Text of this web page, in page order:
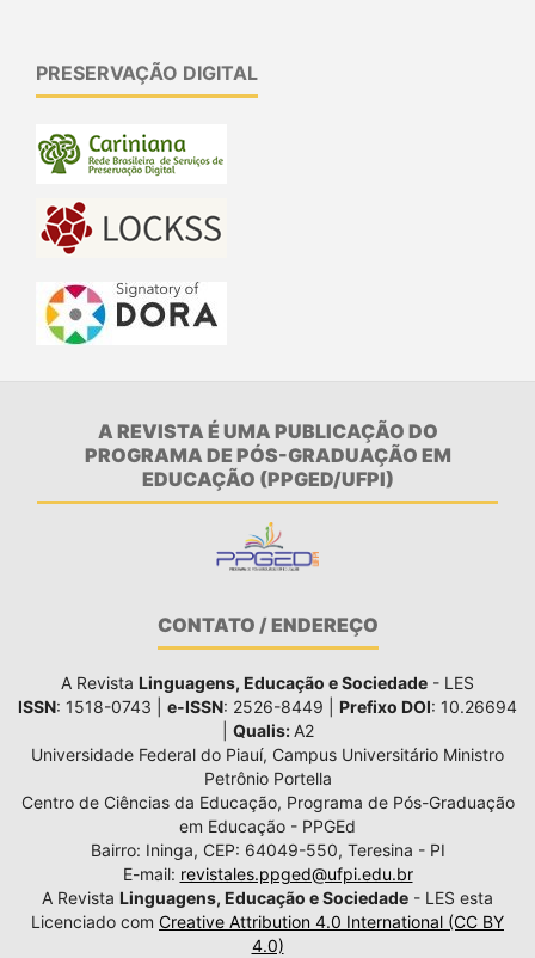
PRESERVAÇÃO DIGITAL
A REVISTA É UMA PUBLICAÇÃO DO
PROGRAMA DE PÓS-GRADUAÇÃO EM
EDUCAÇÃO (PPGED/UFPI)
CONTATO / ENDEREÇO
A Revista Linguagens, Educação e Sociedade - LES
ISSN: 1518-0743 | e-ISSN: 2526-8449 | Prefixo DOI: 10.26694
Qualis: A2
Universidade Federal do Piauí, Campus Universitário Ministro
Petrônio Portella
Centro de Ciências da Educação, Programa de Pós-Graduação
em Educação - PPGEd
Bairro: Ininga, CEP: 64049-550, Teresina - PI
E-mail: revistales.ppged@ufpi.edu.br
A Revista Linguagens, Educação e Sociedade - LES esta
Licenciado com Creative Attribution 4.0 International (CC BY
4.0)